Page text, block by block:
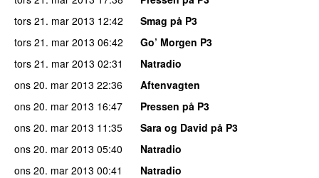
tors 21. mar 2013 12:42
Smag på P3
tors 21. mar 2013 06:42
Go’ Morgen P3
tors 21. mar 2013 02:31
Natradio
ons 20. mar 2013 22:36
Aftenvagten
ons 20. mar 2013 16:47
Pressen på P3
ons 20. mar 2013 11:35
Sara og David på P3
ons 20. mar 2013 05:40
Natradio
ons 20. mar 2013 00:41
Natradio